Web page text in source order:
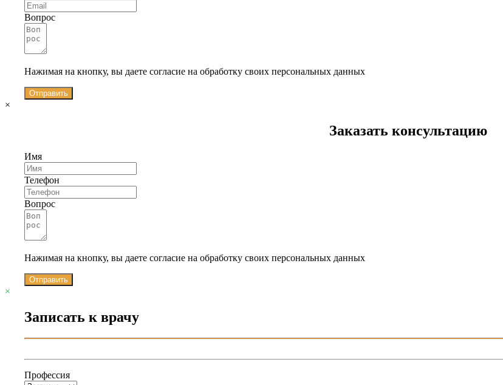
Вопрос
Нажимая на кнопку, вы даете согласие на обработку своих персональных данных
Отправить
×
Заказать консультацию
Имя
Телефон
Вопрос
Нажимая на кнопку, вы даете согласие на обработку своих персональных данных
Отправить
×
Записать к врачу
Профессия